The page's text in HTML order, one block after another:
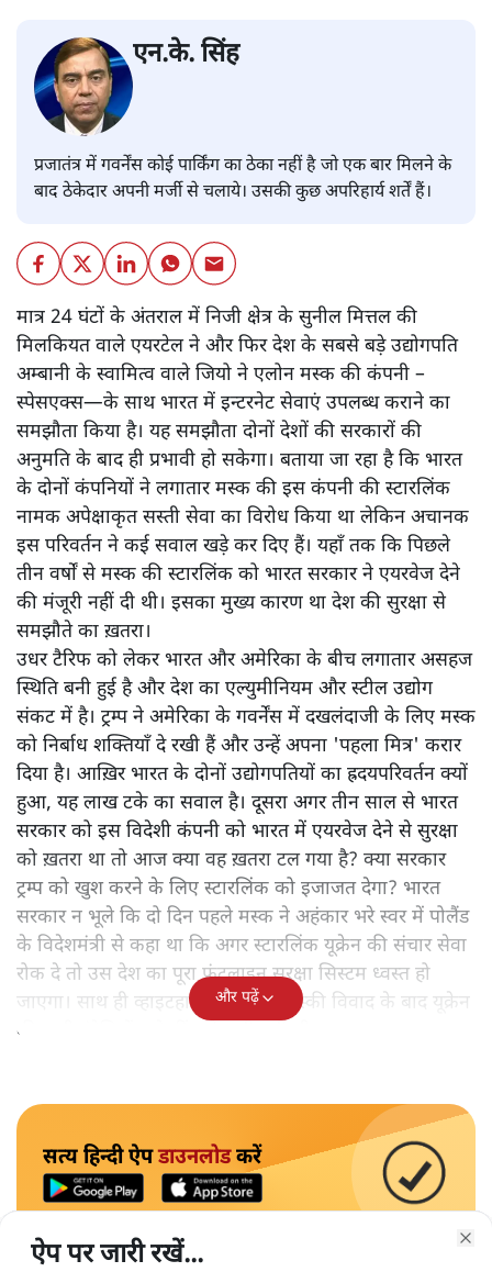
एन.के. सिंह
प्रजातंत्र में गवर्नेंस कोई पार्किंग का ठेका नहीं है जो एक बार मिलने के
बाद ठेकेदार अपनी मर्जी से चलाये। उसकी कुछ अपरिहार्य शर्तें हैं।
मात्र 24 घंटों के अंतराल में निजी क्षेत्र के सुनील मित्तल की
मिलकियत वाले एयरटेल ने और फिर देश के सबसे बड़े उद्योगपति
अम्बानी के स्वामित्व वाले जियो ने एलोन मस्क की कंपनी –
स्पेसएक्स—के साथ भारत में इन्टरनेट सेवाएं उपलब्ध कराने का
समझौता किया है। यह समझौता दोनों देशों की सरकारों की
अनुमति के बाद ही प्रभावी हो सकेगा। बताया जा रहा है कि भारत
के दोनों कंपनियों ने लगातार मस्क की इस कंपनी की स्टारलिंक
नामक अपेक्षाकृत सस्ती सेवा का विरोध किया था लेकिन अचानक
इस परिवर्तन ने कई सवाल खड़े कर दिए हैं। यहाँ तक कि पिछले
तीन वर्षों से मस्क की स्टारलिंक को भारत सरकार ने एयरवेज देने
की मंजूरी नहीं दी थी। इसका मुख्य कारण था देश की सुरक्षा से
समझौते का ख़तरा।
उधर टैरिफ को लेकर भारत और अमेरिका के बीच लगातार असहज
स्थिति बनी हुई है और देश का एल्युमीनियम और स्टील उद्योग
संकट में है। ट्रम्प ने अमेरिका के गवर्नेंस में दखलंदाजी के लिए मस्क
को निर्बाध शक्तियाँ दे रखी हैं और उन्हें अपना 'पहला मित्र' करार
दिया है। आख़िर भारत के दोनों उद्योगपतियों का ह्रदयपरिवर्तन क्यों
हुआ, यह लाख टके का सवाल है। दूसरा अगर तीन साल से भारत
सरकार को इस विदेशी कंपनी को भारत में एयरवेज देने से सुरक्षा
को ख़तरा था तो आज क्या वह ख़तरा टल गया है? क्या सरकार
ट्रम्प को खुश करने के लिए स्टारलिंक को इजाजत देगा? भारत
सरकार न भूले कि दो दिन पहले मस्क ने अहंकार भरे स्वर में पोलैंड
के विदेशमंत्री से कहा था कि अगर स्टारलिंक यूक्रेन की संचार सेवा
रोक दे तो उस देश का पूरा फ्रंटलाइन सुरक्षा सिस्टम ध्वस्त हो
जाएगा। साथ ही व्हाइटहाउस में ट्रम्प-जेलेंस्की विवाद के बाद यूक्रेन
की सभी इंटेलिजेंस शेयरिंग रोक दी गयी थी।
और पढ़ें
सत्य हिन्दी ऐपडाउनलोडकरें
ऐप पर जारी रखें...
ऐप पर जारी रखें...
ऐप पर जारी रखें...
ऐप पर जारी रखें...
ऐप पर जारी रखें...
ऐप पर जारी रखें...
ऐप पर जारी रखें...